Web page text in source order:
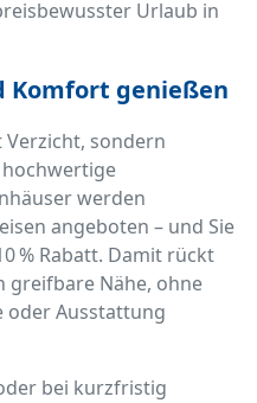
Urlaub in
Komfort genießen
sondern
werden
angeboten – und Sie
% Rabatt. Damit rückt
greifbare Nähe, ohne
oder Ausstattung
bei kurzfristig